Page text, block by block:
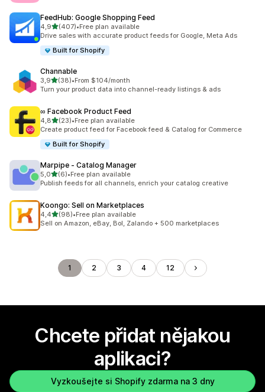
FeedHub: Google Shopping Feed
4,9z 5 hvězd
(407)
Celkový počet recenzí: 407
•Free plan available
Drive sales with accurate product feeds for Google, Meta Ads
Built for Shopify
Channable
3,9z 5 hvězd
(38)
Celkový počet recenzí: 38
•From $104/month
Turn your product data into channel-ready listings & ads
∞ Facebook Product Feed
4,8z 5 hvězd
(23)
Celkový počet recenzí: 23
•Free plan available
Create product feed for Facebook feed & Catalog for Commerce
Built for Shopify
Marpipe ‑ Catalog Manager
5,0z 5 hvězd
(6)
Celkový počet recenzí: 6
•Free plan available
Publish feeds for all channels, enrich your catalog creative
Koongo: Sell on Marketplaces
4,4z 5 hvězd
(98)
Celkový počet recenzí: 98
•Free plan available
Sell on Amazon, eBay, Bol, Zalando + 500 marketplaces
1 2 3 4 12
Chcete přidat nějakou
aplikaci?
Vyzkoušejte si Shopify zdarma na 3 dny